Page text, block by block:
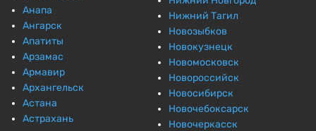
Анапа
Ангарск
Апатиты
Арзамас
Армавир
Архангельск
Астана
Астрахань
Нижний Тагил
Новозыбков
Новокузнецк
Новомосковск
Новороссийск
Новосибирск
Новочебоксарск
Новочеркасск